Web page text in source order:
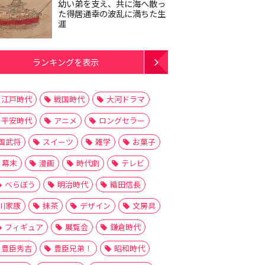
幼い弟を支え、共に海へ散っ
た得居通幸の波乱に満ちた生
涯
ランキングを表示
江戸時代 戦国時代
大河ドラマ
平安時代
アニメ
ロングセラー
武将
スイーツ 雑学
お菓子
幕末
漫画 時代劇
テレビ
べらぼう
明治時代
織田信長
家康
抹茶 デザイン
文房具
フィギュア
展覧会
鎌倉時代
豊臣秀吉
豊臣兄弟！
昭和時代